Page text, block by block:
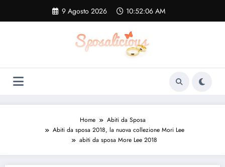
contenuto
9 Agosto 2026 10:52:07 AM
Home
Abiti da Sposa
Abiti da sposa 2018, la nuova collezione Mori Lee
abiti da sposa More Lee 2018